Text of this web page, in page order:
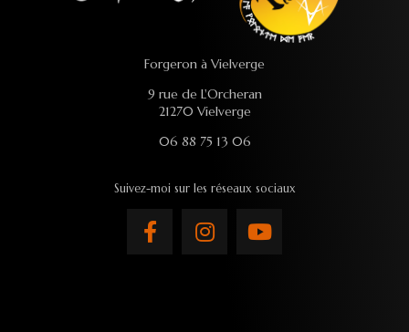
Forgeron à Vielverge
9 rue de L'Orcheran
21270 Vielverge
06 88 75 13 06
Suivez-moi sur les réseaux sociaux